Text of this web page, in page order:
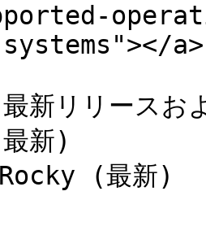
a>
リリースお
新)
(最新)